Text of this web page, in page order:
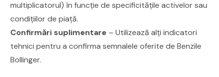
multiplicatorul) în funcție de specificitățile activelor sau
condițiilor de piață.
Confirmări suplimentare – Utilizează alți indicatori
tehnici pentru a confirma semnalele oferite de Benzile
Bollinger.